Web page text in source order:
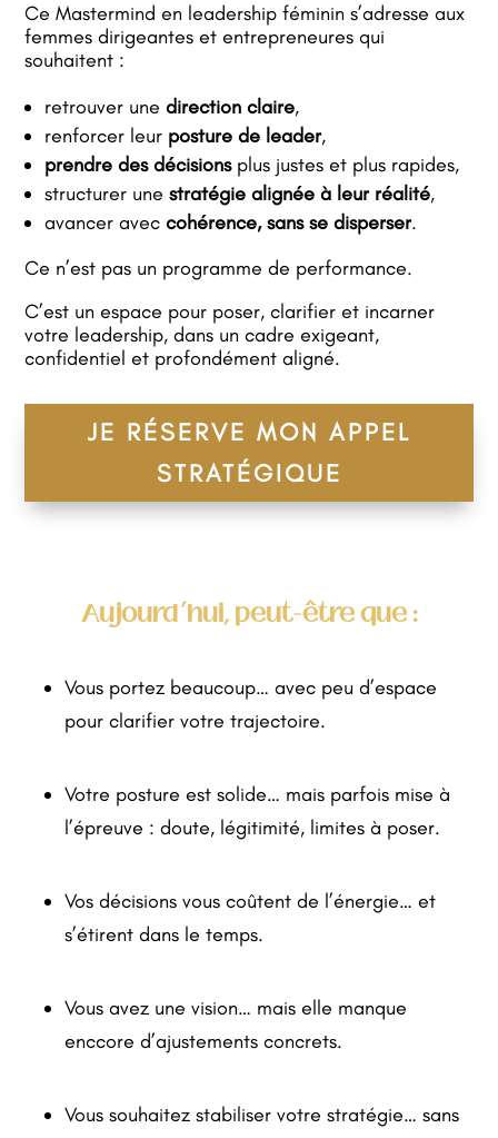
Ce Mastermind en leadership féminin s’adresse aux
femmes dirigeantes et entrepreneures qui
souhaitent :
retrouver unedirection claire,
renforcer leur posture de leader,
prendre des décisions plus justes et plus rapides,
structurer unestratégie alignée à leur réalité,
avancer aveccohérence, sans se disperser.
Ce n’est pas un programme de performance.
C’est un espace pour poser, clarifier et incarner
votre leadership, dans un cadre exigeant,
confidentiel et profondément aligné.
JE RÉSERVE MON APPEL
STRATÉGIQUE
Aujourd’hui, peut-être que :
Vous portez beaucoup… avec peu d’espace
pour clarifier votre trajectoire.
Votre posture est solide… mais parfois mise à
l’épreuve : doute, légitimité, limites à poser.
Vos décisions vous coûtent de l’énergie… et
s’étirent dans le temps.
Vous avez une vision… mais elle manque
enccore d’ajustements concrets.
Vous souhaitez stabiliser votre stratégie… sans